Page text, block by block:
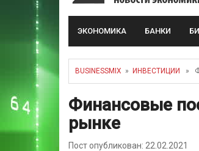
ЭКОНОМИКА БАНКИ
BUSINESSMIX » ИНВЕСТИЦИИ »
Финансовые
рынке
Пост опубликован: 22.02.2021